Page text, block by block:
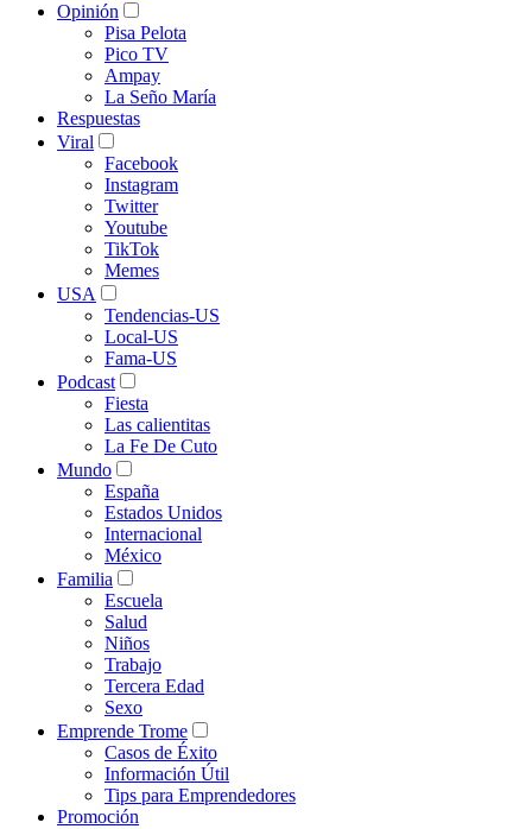
Opinión
Pisa Pelota
Pico TV
Ampay
La Seño María
Respuestas
Viral
Facebook
Instagram
Twitter
Youtube
TikTok
Memes
USA
Tendencias-US
Local-US
Fama-US
Podcast
Fiesta
Las calientitas
La Fe De Cuto
Mundo
España
Estados Unidos
Internacional
México
Familia
Escuela
Salud
Niños
Trabajo
Tercera Edad
Sexo
Emprende Trome
Casos de Éxito
Información Útil
Tips para Emprendedores
Promoción